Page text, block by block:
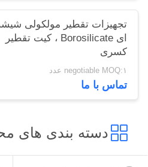
تجهیزات تقطیر مولکولی
ای Borosilicate ، کیت تقطیر
کسری
negotiable MOQ:۱ عدد
تماس با ما
دسته بندی های